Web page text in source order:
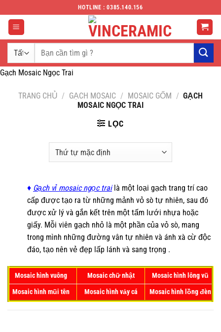
đến
dung
HOTLINE : 0385.140.156
Tìm
kiếm:
Gạch Mosaic Ngọc Trai
TRANG CHỦ / GẠCH MOSAIC / MOSAIC GỐM / GẠCH
MOSAIC NGỌC TRAI
LỌC
♦ Gạch vỉ mosaic ngọc trailà một loại gạch trang trí cao
cấp được tạo ra từ những mảnh vỏ sò tự nhiên, sau đó
được xử lý và gắn kết trên một tấm lưới nhựa hoặc
giấy. Mỗi viên gạch nhỏ là một phần của vỏ sò, mang
trong mình những đường vân tự nhiên và ánh xà cừ độc
đáo, tạo nên vẻ đẹp lấp lánh và sang trọng .
Mosaic hình vuông Mosaic chữ nhật
Mosaic hình lông vũ
Mosaic hình mũi tên
Mosaic hình vảy cá Mosaic hình lồng đèn